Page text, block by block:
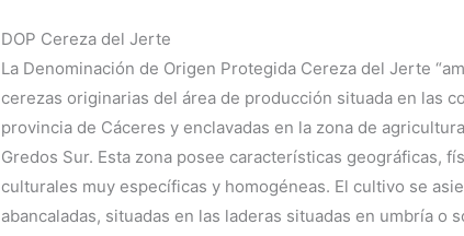
DOP Cereza del Jerte
La Denominación de Origen Protegida Cereza del Jerte
cerezas originarias del área de producción situada en las
provincia de Cáceres y enclavadas en la zona de
Gredos Sur. Esta zona posee características geográficas,
culturales muy específicas y homogéneas. El cultivo se
abancaladas, situadas en las laderas situadas en umbría o